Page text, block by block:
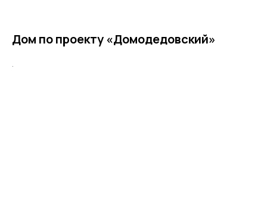
Дом по проекту «Домодедовский»
.